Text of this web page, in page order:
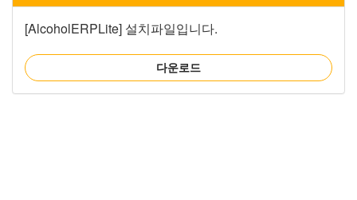
[AlcoholERPLite] 설치파일입니다.
다운로드